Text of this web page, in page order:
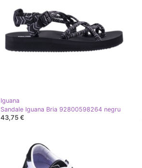
Iguana
Sandale Iguana Bria 92800598264 negru
43,75 €